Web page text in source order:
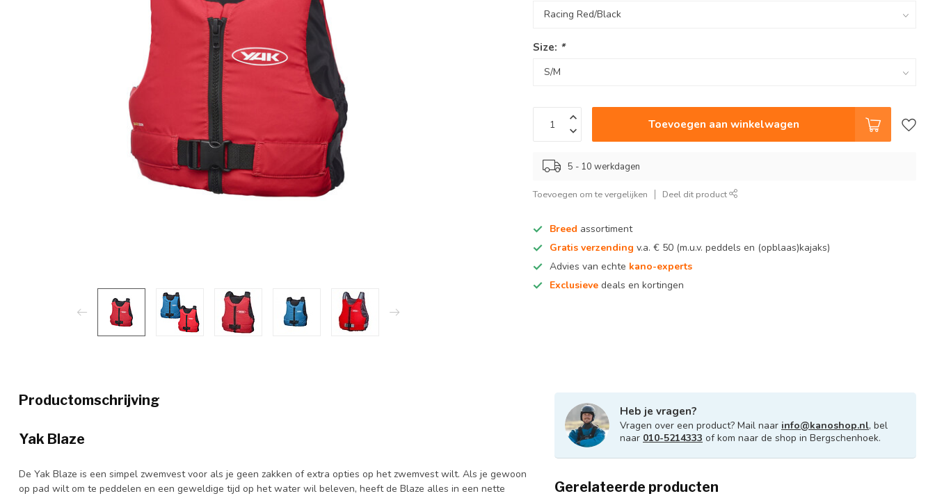
Size: *
Toevoegen aan winkelwagen
5 - 10 werkdagen
Toevoegen om te vergelijken Deel dit product
Breed assortiment
Gratis verzending v.a. € 50 (m.u.v. peddels en (opblaas)kajaks)
Advies van echte kano-experts
Exclusieve deals en kortingen
Productomschrijving
Yak Blaze
De Yak Blaze is een simpel zwemvest voor als je geen zakken of extra opties op het zwemvest wilt. Als je gewoon
op pad wilt om te peddelen en een geweldige tijd op het water wil beleven, heeft de Blaze alles in een nette
Heb je vragen?
Vragen over een product? Mail naar info@kanoshop.nl, bel
naar 010-5214333 of kom naar de shop in Bergschenhoek.
Gerelateerde producten